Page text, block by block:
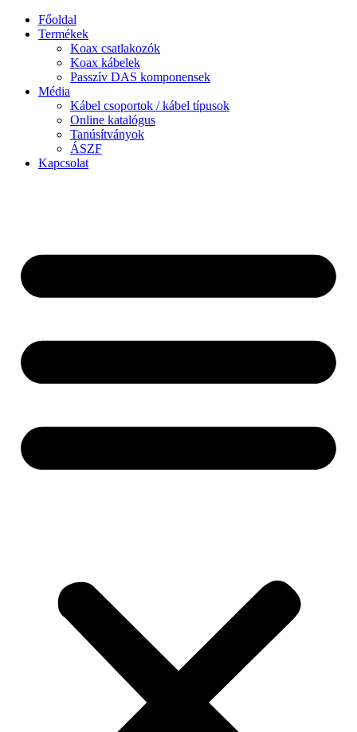
Ugrás
tartalomhoz
Főoldal
Termékek
Koax csatlakozók
Koax kábelek
Passzív DAS komponensek
Média
Kábel csoportok / kábel típusok
Online katalógus
Tanúsítványok
ÁSZF
Kapcsolat